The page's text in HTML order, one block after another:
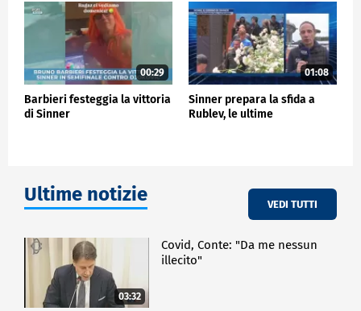
Personalmente lo conosco veramente poco, abbiamo
scambiato due parole ed è stato bello".
Il campione azzurro rivela anche la promessa di
rivedersi presto a Parigi, per il Roland Garros. "Mi ha
detto che lui viene anche a Parigi, quindi spero di
rivederlo lì. Lui è stato contento, e anch'io sono stato
contento di conoscerlo un pochettino di più".
00:29
Barbieri festeggia la vittoria
di Sinner
01:08
Sinner prepara la sfida a
Rublev, le ultime
Ultime notizie VEDI TUTTI
03:32
Covid, Conte: "Da me nessun
illecito"